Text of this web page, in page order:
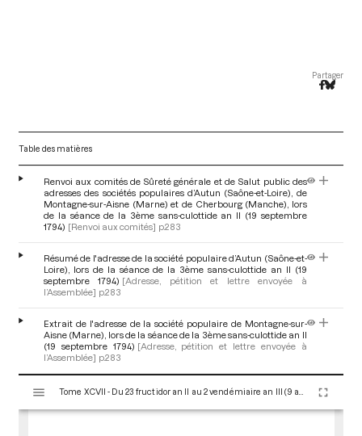
Partager
Table des matières
Renvoi aux comités de Sûreté générale et de Salut public des
adresses des sociétés populaires d’Autun (Saône-et-Loire), de
Montagne-sur-Aisne (Marne) et de Cherbourg (Manche), lors
de la séance de la 3ème sans-culottide an II (19 septembre
1794) [Renvoi aux comités] p.283
Résumé de l'adresse de la société populaire d’Autun (Saône-et-
Loire), lors de la séance de la 3ème sans-culottide an II (19
septembre 1794) [Adresse, pétition et lettre envoyée à
l’Assemblée] p.283
Extrait de l'adresse de la société populaire de Montagne-sur-
Aisne (Marne), lors de la séance de la 3ème sans-culottide an II
(19 septembre 1794) [Adresse, pétition et lettre envoyée à
l’Assemblée] p.283
Résumé de l'adresse de la société populaire de Cherbourg
(Manche), lors de la séance de la 3ème sans-culottide an II (19
septembre 1794) [Adresse, pétition et lettre envoyée à
s